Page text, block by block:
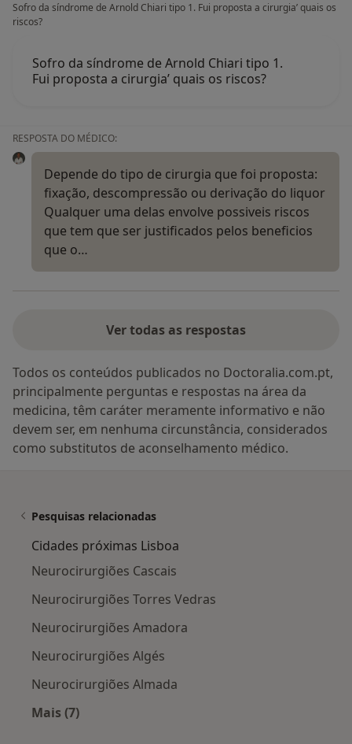
Sofro da síndrome de Arnold Chiari tipo 1. Fui proposta a cirurgia’ quais os
riscos?
Sofro da síndrome de Arnold Chiari tipo 1.
Fui proposta a cirurgia’ quais os riscos?
RESPOSTA DO MÉDICO:
Depende do tipo de cirurgia que foi proposta:
fixação, descompressão ou derivação do liquor
Qualquer uma delas envolve possiveis riscos
que tem que ser justificados pelos beneficios
que o…
Ver todas as respostas
Todos os conteúdos publicados no Doctoralia.com.pt,
principalmente perguntas e respostas na área da
medicina, têm caráter meramente informativo e não
devem ser, em nenhuma circunstância, considerados
como substitutos de aconselhamento médico.
Pesquisas relacionadas
Cidades próximas Lisboa
Neurocirurgiões Cascais
Neurocirurgiões Torres Vedras
Neurocirurgiões Amadora
Neurocirurgiões Algés
Neurocirurgiões Almada
Mais (7)